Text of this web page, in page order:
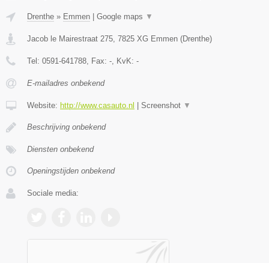
Drenthe » Emmen Google maps ▼
Jacob le Mairestraat 275 7825 XG Emmen (Drenthe)
Tel: 0591-641788 , Fax: - , KvK: -
E-mailadres onbekend
Website: http://www.casauto.nl Screenshot ▼
Beschrijving onbekend
Diensten onbekend
Openingstijden onbekend
Sociale media: